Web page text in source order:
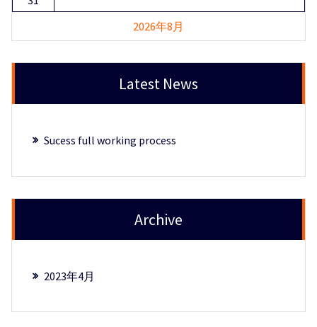
2026年8月
Latest News
Sucess full working process
Archive
2023年4月